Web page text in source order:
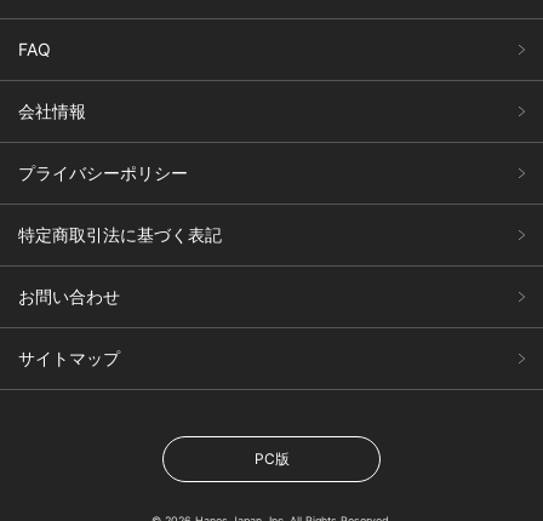
FAQ
会社情報
プライバシーポリシー
特定商取引法に基づく表記
お問い合わせ
サイトマップ
PC版